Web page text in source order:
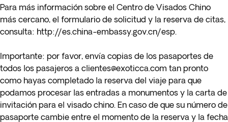
Para más información sobre el Centro de Visados Chino
más cercano, el formulario de solicitud y la reserva de citas,
consulta: http://es.china-embassy.gov.cn/esp.
Importante: por favor, envía copias de los pasaportes de
todos los pasajeros a clientes@exoticca.com tan pronto
como hayas completado la reserva del viaje para que
podamos procesar las entradas a monumentos y la carta de
invitación para el visado chino. En caso de que su número de
pasaporte cambie entre el momento de la reserva y la fecha